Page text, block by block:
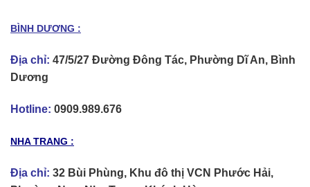
BÌNH DƯƠNG :
Địa chỉ: 47/5/27 Đường Đông Tác, Phường Dĩ An, Bình
Dương
Hotline: 0909.989.676
NHA TRANG :
Địa chỉ: 32 Bùi Phùng, Khu đô thị VCN Phước Hải,